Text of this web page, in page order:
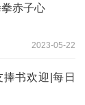
赤子心
2023-05-22
书欢迎|每日